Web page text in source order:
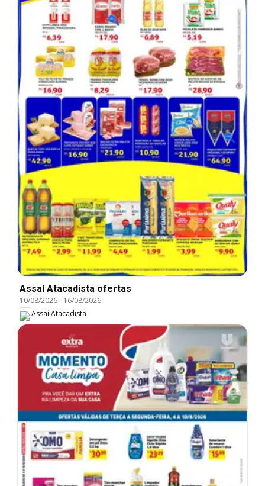
Assaí Atacadista ofertas
10/08/2026- 16/08/2026
Assaí Atacadista